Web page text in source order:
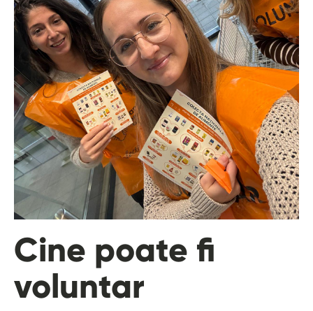
Cine poate fi
voluntar